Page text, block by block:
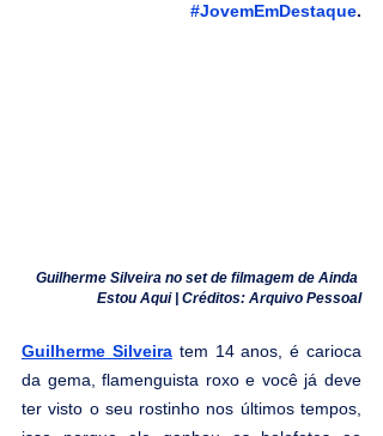
#JovemEmDestaque.
Guilherme Silveira no set de filmagem de Ainda
Estou Aqui | Créditos: Arquivo Pessoal
Guilherme Silveira tem 14 anos, é carioca
da gema, flamenguista roxo e você já deve
ter visto o seu rostinho nos últimos tempos,